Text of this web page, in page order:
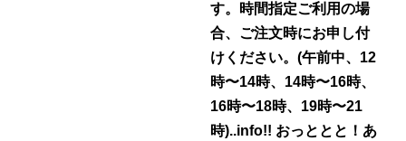
す。時間指定ご利用の場
合、ご注文時にお申し付
けください。(午前中、12
時〜14時、14時〜16時、
16時〜18時、19時〜21
時)..info!! おっととと！あ